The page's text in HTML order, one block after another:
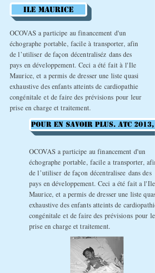
Ile MAURICE
OCOVAS a participe au financement d'un
échographe portable, facile àtransporter, afin
del’utiliserdefaçon décentraliséz dans des
pays endéveloppement. Ceci a été fait à l'Ile
Maurice, et a permis de dresser une liste quasi
exhaustive des enfants atteints de cardiopathie
congénitale et de faire des prévisionspour leur
prise en charge et traitement.
Pour en savoir plus. ATC 2013,
OCOVAS a participe au financement d'un
échographe portable, facile atransporter, afin
del’utiliserdefaçon décentralisee dans des
pays endéveloppement. Ceci a été fait a l'Ile
Maurice, et a permis de dresser une liste quasi
exhaustive des enfants atteints de cardiopathie
congénitale et de faire des prévisionspour
prise en charge et traitement.